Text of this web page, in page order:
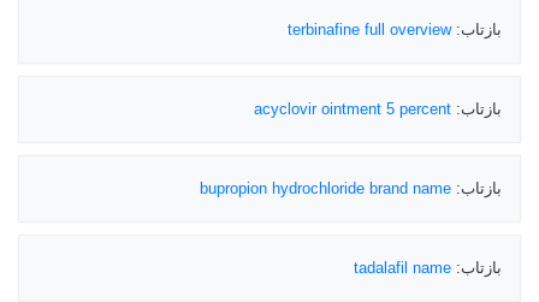
بازتاب:terbinafine full overview
بازتاب: acyclovir ointment 5 percent
بازتاب: bupropion hydrochloride brand name
بازتاب: tadalafil name